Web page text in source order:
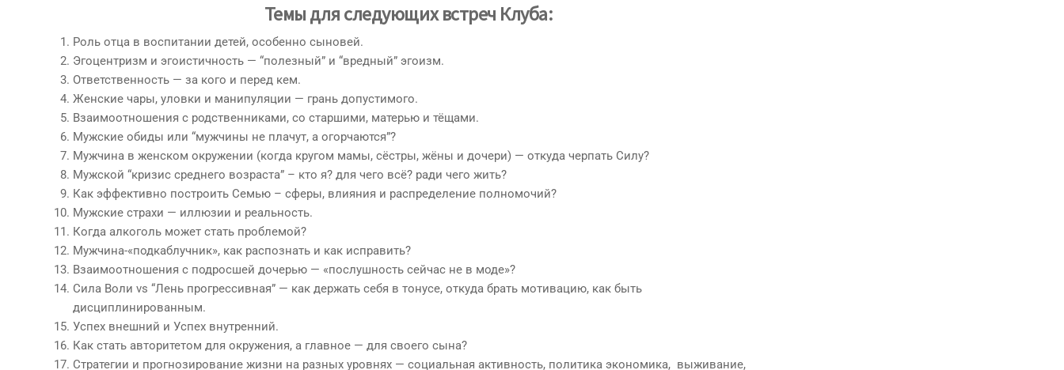
Темы для следующих встреч Клуба:
Роль отца в воспитании детей, особенно сыновей.
Эгоцентризм и эгоистичность — “полезный” и “вредный” эгоизм.
Ответственность — за кого и перед кем.
Женские чары, уловки и манипуляции — грань допустимого.
Взаимоотношения с родственниками, со старшими, матерью и тёщами.
Мужские обиды или “мужчины не плачут, а огорчаются”?
Мужчина в женском окружении (когда кругом мамы, сёстры, жёны и дочери) — откуда черпать Силу?
Мужской “кризис среднего возраста” – кто я? для чего всё? ради чего жить?
Как эффективно построить Семью – сферы, влияния и распределение полномочий?
Мужские страхи — иллюзии и реальность.
Когда алкоголь может стать проблемой?
Мужчина-«подкаблучник», как распознать и как исправить?
Взаимоотношения с подросшей дочерью — «послушность сейчас не в моде»?
Сила Воли vs “Лень прогрессивная” — как держать себя в тонусе, откуда брать мотивацию, как быть
дисциплинированным.
Успех внешний и Успех внутренний.
Как стать авторитетом для окружения, а главное — для своего сына?
Стратегии и прогнозирование жизни на разных уровнях — социальная активность, политика экономика, выживание,